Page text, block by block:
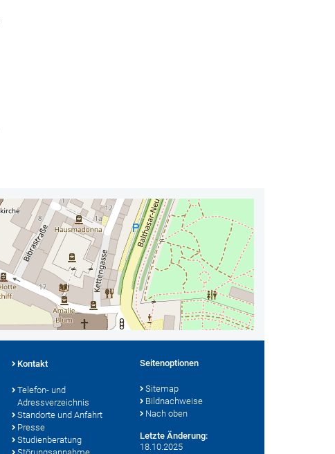
Kontakt
Telefon- und
Adressverzeichnis
Standorte und Anfahrt
Presse
Studienberatung
Seitenoptionen
Sitemap
Bildnachweise
Nach oben
Letzte Änderung:
18.10.2025